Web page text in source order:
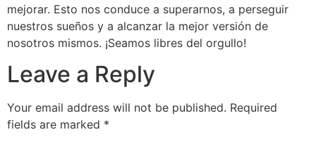
mejorar. Esto nos conduce a superarnos, a perseguir
nuestros sueños y a alcanzar la mejor versión de
nosotros mismos. ¡Seamos libres del orgullo!
Leave a Reply
Your email address will not be published. Required
fields are marked *